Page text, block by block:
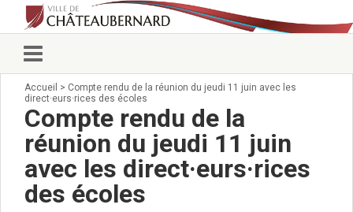
Vie municipale
Conseillers municipaux
Commissions 2026
Prendre rendez-vous
Arrêtés du Maire
Services municipaux
Accueil > Compte rendu de la réunion du jeudi 11 juin avec les
direct·eurs·rices des écoles
Compte rendu de la
réunion du jeudi 11 juin
avec les direct·eurs·rices
des écoles